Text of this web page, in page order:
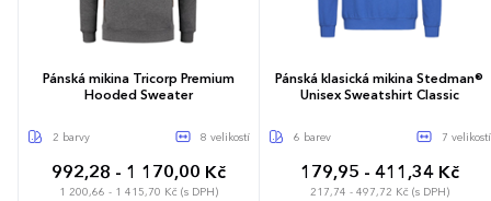
Pánská mikina Tricorp Premium
Hooded Sweater
2 barvy 8 velikostí
992,28 - 1 170,00 Kč
1 200,66 - 1 415,70 Kč (s DPH)
Pánská klasická mikina Stedman®
Unisex Sweatshirt Classic
6 barev 7 velikostí
179,95 - 411,34 Kč
217,74 - 497,72 Kč (s DPH)